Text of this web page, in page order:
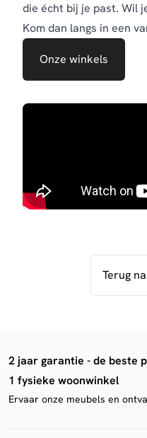
die écht bij je past. Wil
Kom dan langs in een
Onze winkels
Terug
2 jaar garantie - de beste
1 fysieke woonwinkel
Ervaar onze meubels en